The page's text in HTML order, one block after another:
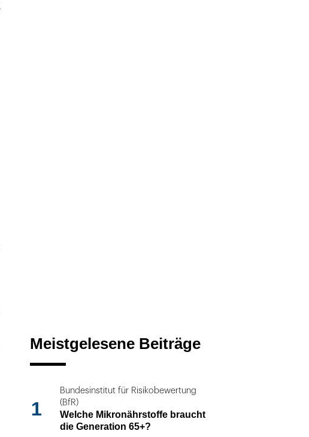
Meistgelesene Beiträge
1
Bundesinstitut für Risikobewertung
(BfR)
Welche Mikronährstoffe braucht
die Generation 65+?